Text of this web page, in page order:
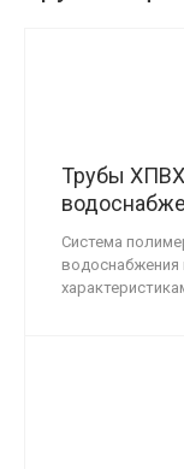
Трубы
Система
водоснабжения